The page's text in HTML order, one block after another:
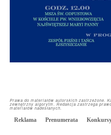
Prawa do materiałów autorskich zastrzeżone.
zewnętrzny algorytm. Redakcja zastrzega
materiałów nadesłanych.
Reklama Prenumerata